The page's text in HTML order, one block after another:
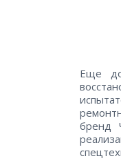
Еще
бренд